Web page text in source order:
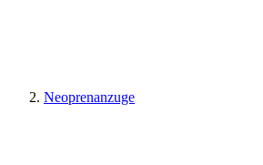
Neoprenanzuge